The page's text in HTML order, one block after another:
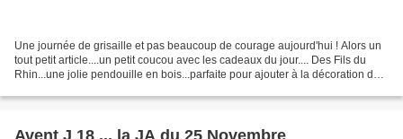
Une journée de grisaille et pas beaucoup de courage aujourd'hui ! Alors un
tout petit article....un petit coucou avec les cadeaux du jour.... Des Fils du
Rhin...une jolie pendouille en bois...parfaite pour ajouter à la décoration de
Avent J 18 ... la JA du 25 Novembre